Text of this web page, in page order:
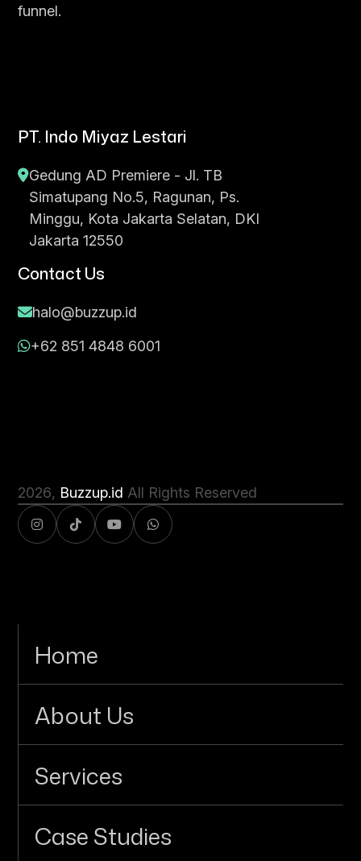
funnel.
PT. Indo Miyaz Lestari
Gedung AD Premiere - Jl. TB
Simatupang No.5, Ragunan, Ps.
Minggu, Kota Jakarta Selatan, DKI
Jakarta 12550
Contact Us
halo@buzzup.id
+62 851 4848 6001
2026, Buzzup.id All Rights Reserved